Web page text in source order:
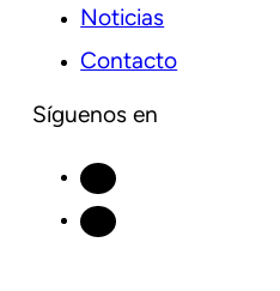
Noticias
Contacto
Síguenos en